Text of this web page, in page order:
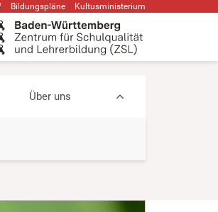
Bildungspläne Kultusministerium
Über uns